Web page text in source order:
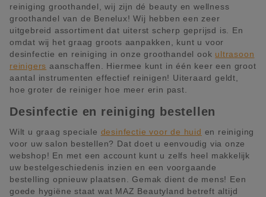
reiniging groothandel, wij zijn dé beauty en wellness
groothandel van de Benelux! Wij hebben een zeer
uitgebreid assortiment dat uiterst scherp geprijsd is. En
omdat wij het graag groots aanpakken, kunt u voor
desinfectie en reiniging in onze groothandel ook ultrasoon
reinigers aanschaffen. Hiermee kunt in één keer een groot
aantal instrumenten effectief reinigen! Uiteraard geldt,
hoe groter de reiniger hoe meer erin past.
Desinfectie en reiniging bestellen
Wilt u graag speciale desinfectie voor de huid en reiniging
voor uw salon bestellen? Dat doet u eenvoudig via onze
webshop! En met een account kunt u zelfs heel makkelijk
uw bestelgeschiedenis inzien en een voorgaande
bestelling opnieuw plaatsen. Gemak dient de mens! Een
goede hygiëne staat wat MAZ Beautyland betreft altijd